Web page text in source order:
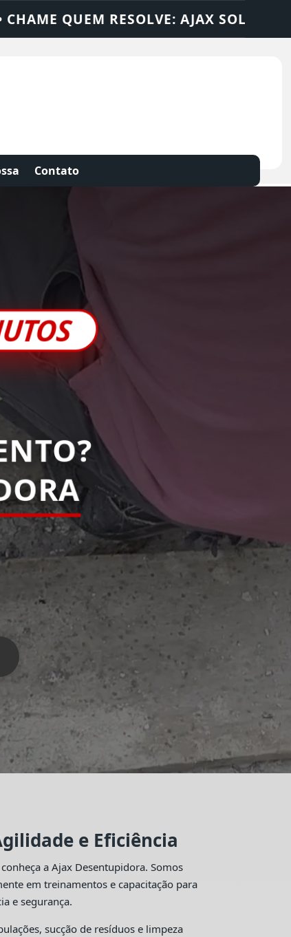
DEDETIZADORA •
Contato
e Eficiência
a Ajax Desentupidora. Somos
em treinamentos e capacitação para
e segurança.
sucção de resíduos e limpeza